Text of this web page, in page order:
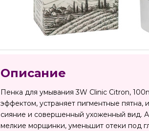
Описание
Пенка для умывания 3W Clinic Citron,
эффектом, устраняет пигментные пятна,
сияние и совершенный ухоженный вид.
мелкие морщинки, уменьшит отеки под